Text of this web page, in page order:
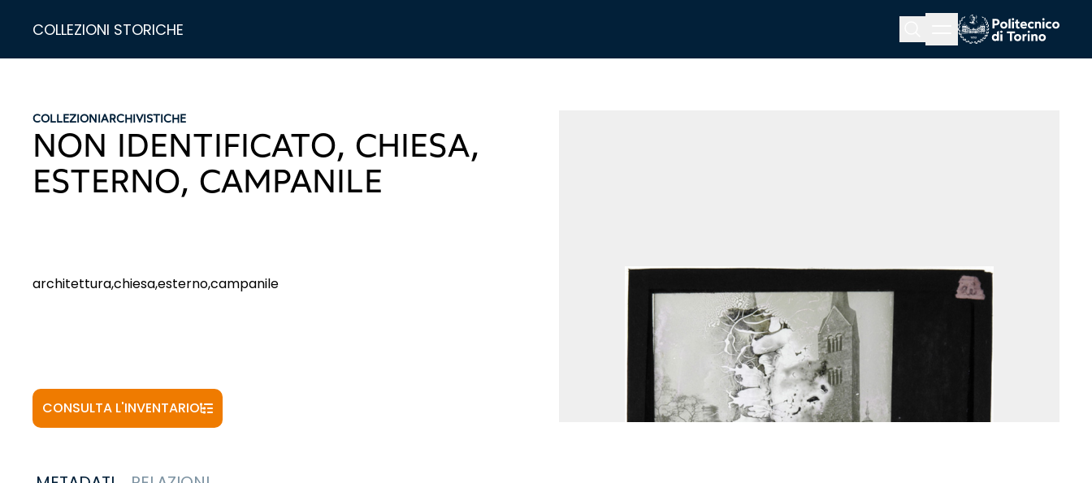
COLLEZIONI STORICHE
Menu button
COLLEZIONIARCHIVISTICHE
NON IDENTIFICATO, CHIESA,
ESTERNO, CAMPANILE
architettura,chiesa,esterno,campanile
CONSULTA L'INVENTARIO